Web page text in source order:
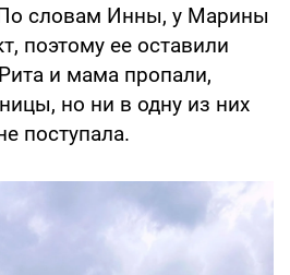
словам Инны, у Марины
поэтому ее оставили
и мама пропали,
но ни в одну из них
поступала.